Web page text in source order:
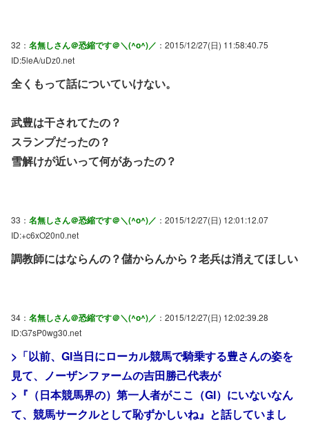
32： 名無しさん＠恐縮です＠＼(^o^)／ ：2015/12/27(日) 11:58:40.75
ID:5leA/uDz0.net
全くもって話についていけない。
武豊は干されてたの？
スランプだったの？
雪解けが近いって何があったの？
33： 名無しさん＠恐縮です＠＼(^o^)／ ：2015/12/27(日) 12:01:12.07
ID:+c6xO20n0.net
調教師にはならんの？儲からんから？老兵は消えてほしい
34： 名無しさん＠恐縮です＠＼(^o^)／ ：2015/12/27(日) 12:02:39.28
ID:G7sP0wg30.net
>「以前、GI当日にローカル競馬で騎乗する豊さんの姿を
見て、ノーザンファームの吉田勝己代表が
>『（日本競馬界の）第一人者がここ（GI）にいないなん
て、競馬サークルとして恥ずかしいね』と話していまし